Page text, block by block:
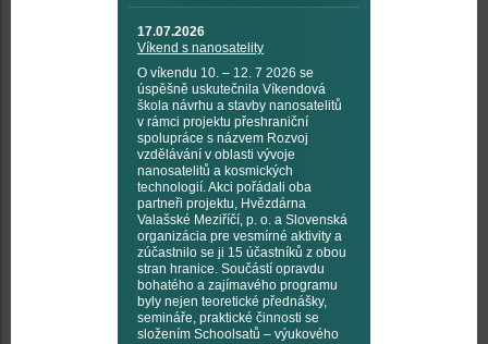
17.07.2026
Víkend s nanosatelity
O víkendu 10. – 12. 7 2026 se
úspěšně uskutečnila Víkendová
škola návrhu a stavby nanosatelitů
v rámci projektu přeshraniční
spolupráce s názvem Rozvoj
vzdělávání v oblasti vývoje
nanosatelitů a kosmických
technologií. Akci pořádali oba
partneři projektu, Hvězdárna
Valašské Meziříčí, p. o. a Slovenská
organizácia pre vesmírné aktivity a
zúčastnilo se ji 15 účastníků z obou
stran hranice. Součástí opravdu
bohatého a zajímavého programu
byly nejen teoretické přednášky,
semináře, praktické činnosti se
složením Schoolsatů – výukového